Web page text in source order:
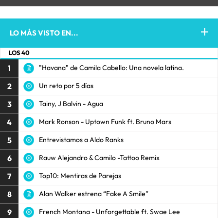
LO MÁS VISTO EN...
LOS 40
1 "Havana" de Camila Cabello: Una novela latina.
2 Un reto por 5 días
3 Tainy, J Balvin - Agua
4 Mark Ronson - Uptown Funk ft. Bruno Mars
5 Entrevistamos a Aldo Ranks
6 Rauw Alejandro & Camilo -Tattoo Remix
7 Top10: Mentiras de Parejas
8 Alan Walker estrena “Fake A Smile”
9 French Montana - Unforgettable ft. Swae Lee